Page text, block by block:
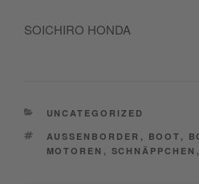
SOICHIRO HONDA
CATEGORIES
UNCATEGORIZED
TAGS
AUSSENBORDER , BOOT ,
MOTOREN , SCHNÄPPCHEN ,